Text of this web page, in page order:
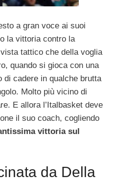
a gran voce ai suoi
la vittoria contro la
tattico che della voglia
quando si gioca con una
cadere in qualche brutta
Molto più vicino di
E allora l’Italbasket deve
il suo coach, cogliendo
vittoria sul
da Della